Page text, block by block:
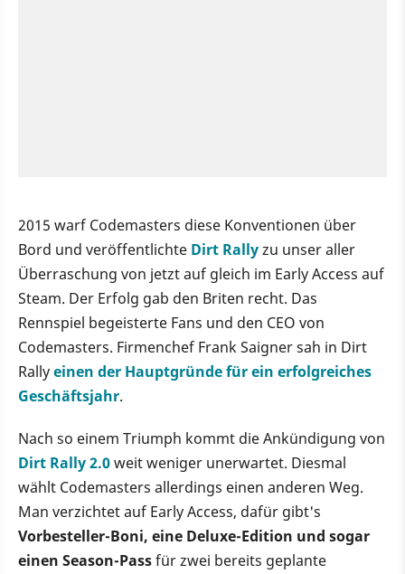
2015 warf Codemasters diese Konventionen über
Bord und veröffentlichte Dirt Rallyzu unser aller
Überraschung von jetzt auf gleich im Early Access auf
Steam. Der Erfolg gab den Briten recht. Das
Rennspiel begeisterte Fans und den CEO von
Codemasters. Firmenchef Frank Saigner sah in Dirt
Rallyeinen der Hauptgründe für ein erfolgreiches
Geschäftsjahr.
Nach so einem Triumph kommt die Ankündigung von
Dirt Rally 2.0weit weniger unerwartet. Diesmal
wählt Codemasters allerdings einen anderen Weg.
Man verzichtet auf Early Access, dafür gibt's
Vorbesteller-Boni, eine Deluxe-Edition und sogar
einen Season-Passfür zwei bereits geplante